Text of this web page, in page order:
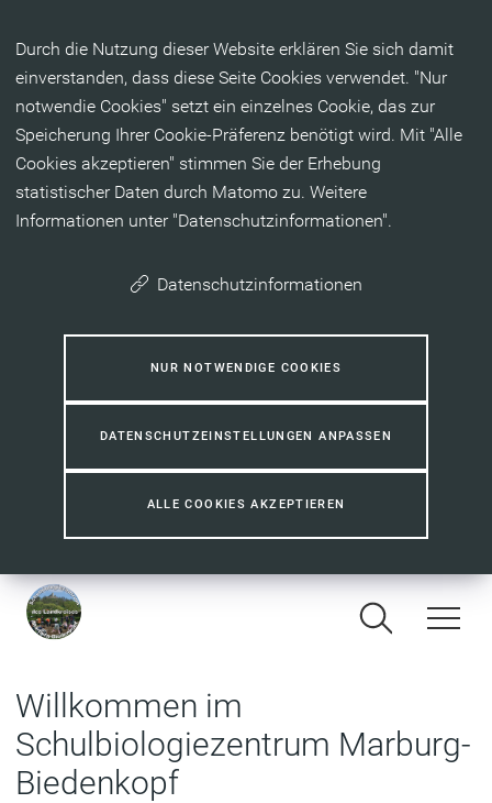
Durch die Nutzung dieser Website erklären Sie sich damit
einverstanden, dass diese Seite Cookies verwendet. "Nur
notwendie Cookies" setzt ein einzelnes Cookie, das zur
Speicherung Ihrer Cookie-Präferenz benötigt wird. Mit "Alle
Cookies akzeptieren" stimmen Sie der Erhebung
statistischer Daten durch Matomo zu. Weitere
Informationen unter "Datenschutzinformationen".
Datenschutzinformationen
NUR NOTWENDIGE COOKIES
DATENSCHUTZEINSTELLUNGEN ANPASSEN
ALLE COOKIES AKZEPTIEREN
Willkommen im
Schulbiologiezentrum Marburg-
Biedenkopf